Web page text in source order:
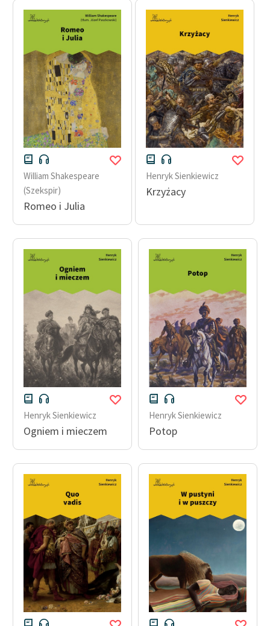
William Shakespeare
(Szekspir)
Romeo i Julia
Henryk Sienkiewicz
Krzyżacy
Henryk Sienkiewicz
Ogniem i mieczem
Henryk Sienkiewicz
Potop